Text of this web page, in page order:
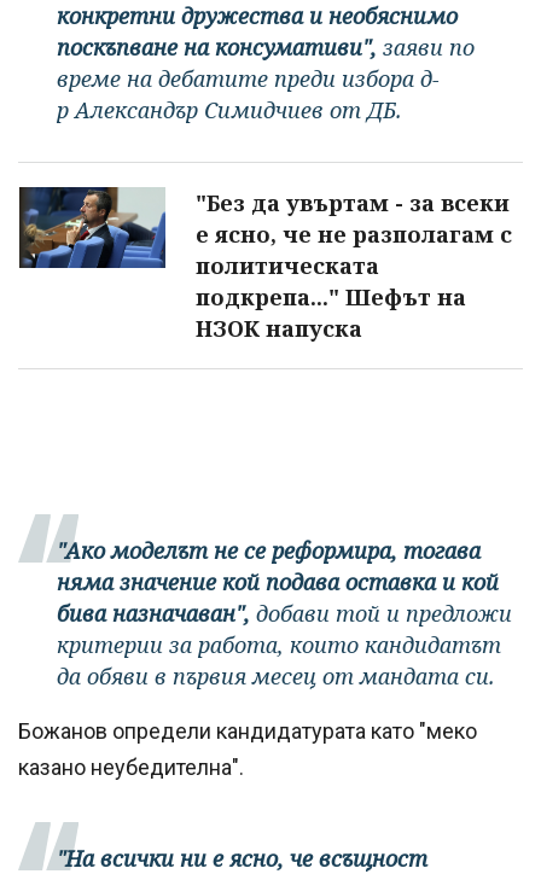
конкретни дружества и необяснимо
поскъпване на консумативи", заяви по
време на дебатите преди избора д-
р Александър Симидчиев от ДБ.
"Без да увъртам - за всеки
е ясно, че не разполагам с
политическата
подкрепа..." Шефът на
НЗОК напуска
"Ако моделът не се реформира, тогава
няма значение кой подава оставка и кой
бива назначаван", добави той и предложи
критерии за работа, които кандидатът
да обяви в първия месец от мандата си.
Божанов определи кандидатурата като "меко
казано неубедителна".
"На всички ни е ясно, че всъщност